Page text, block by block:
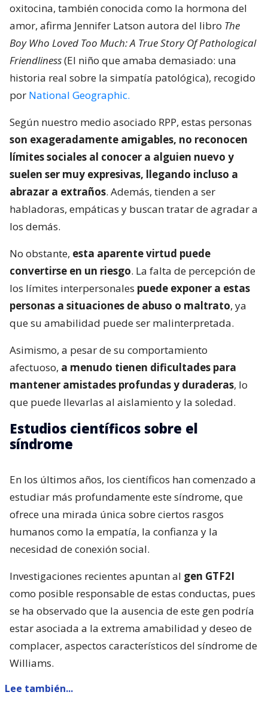
oxitocina, también conocida como la hormona del
amor, afirma Jennifer Latson autora del libro The
Boy Who Loved Too Much: A True Story Of Pathological
Friendliness(El niño que amaba demasiado: una
historia real sobre la simpatía patológica), recogido
por National Geographic.
Según nuestro medio asociado RPP, estas personas
son exageradamente amigables, no reconocen
límites sociales al conocer a alguien nuevo y
suelen ser muy expresivas, llegando incluso a
abrazar a extraños. Además, tienden a ser
habladoras, empáticas y buscan tratar de agradar a
los demás.
No obstante, esta aparente virtud puede
convertirse en un riesgo. La falta de percepción de
los límites interpersonales puede exponer a estas
personas a situaciones de abuso o maltrato, ya
que su amabilidad puede ser malinterpretada.
Asimismo, a pesar de su comportamiento
afectuoso, a menudo tienen dificultades para
mantener amistades profundas y duraderas, lo
que puede llevarlas al aislamiento y la soledad.
Estudios científicos sobre el
síndrome
En los últimos años, los científicos han comenzado a
estudiar más profundamente este síndrome, que
ofrece una mirada única sobre ciertos rasgos
humanos como la empatía, la confianza y la
necesidad de conexión social.
Investigaciones recientes apuntan al gen GTF2I
como posible responsable de estas conductas, pues
se ha observado que la ausencia de este gen podría
estar asociada a la extrema amabilidad y deseo de
complacer, aspectos característicos del síndrome de
Williams.
Lee también...